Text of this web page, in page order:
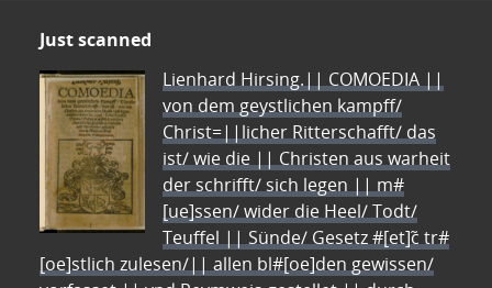
Just scanned
Lienhard Hirsing.|| COMOEDIA ||
von dem geystlichen kampff/
Christ=||licher Ritterschafft/ das
ist/ wie die || Christen aus warheit
der schrifft/ sich legen || m#
[ue]ssen/ wider die Heel/ Todt/
Teuffel || Sünde/ Gesetz #[et]c̃ tr#
[oe]stlich zulesen/|| allen bl#[oe]den gewissen/